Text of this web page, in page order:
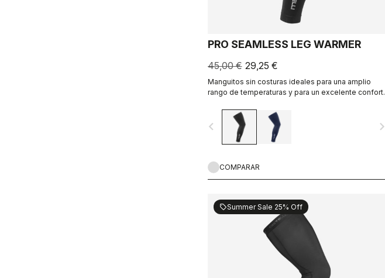
PRO SEAMLESS LEG WARMER
45,00 € 29,25 €
Manguitos sin costuras ideales para una amplio
rango de temperaturas y para un excelente confort.
navigate_before navigate_next
COMPARAR
sellSummer Sale 25% Off